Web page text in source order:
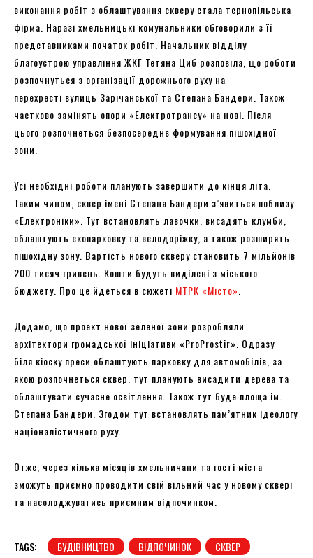
виконання робіт з облаштування скверу стала тернопільська
фірма. Наразі хмельницькі комунальники обговорили з її
представниками початок робіт. Начальник відділу
благоустрою управління ЖКГ Тетяна Циб розповіла, що роботи
розпочнуться з організації дорожнього руху на
перехресті вулиць Зарічанської та Степана Бандери. Також
частково замінять опори «Електротрансу» на нові. Після
цього розпочнеться безпосереднє формування пішохідної
зони.
Усі необхідні роботи планують завершити до кінця літа.
Таким чином, сквер імені Степана Бандери з’явиться поблизу
«Електроніки». Тут встановлять лавочки, висадять клумби,
облаштують екопарковку та велодоріжку, а також розширять
пішохідну зону. Вартість нового скверу становить 7 мільйонів
200 тисяч гривень. Кошти будуть виділені з міського
бюджету. Про це йдеться в сюжеті МТРК «Місто»
Додамо, що проект нової зеленої зони розробляли
архітектори громадської ініціативи «ProProstir». Одразу
біля кіоску преси облаштують парковку для автомобілів, за
якою розпочнеться сквер. тут планують висадити дерева та
облаштувати сучасне освітлення. Також тут буде площа ім.
Степана Бандери. Згодом тут встановлять пам’ятник ідеологу
націоналістичного руху.
Отже, через кілька місяців хмельничани та гості міста
зможуть приємно проводити свій вільний час у новому сквері
та насолоджуватись приємним відпочинком.
TAGS: БУДІВНИЦТВО ВІДПОЧИНОК СКВЕР